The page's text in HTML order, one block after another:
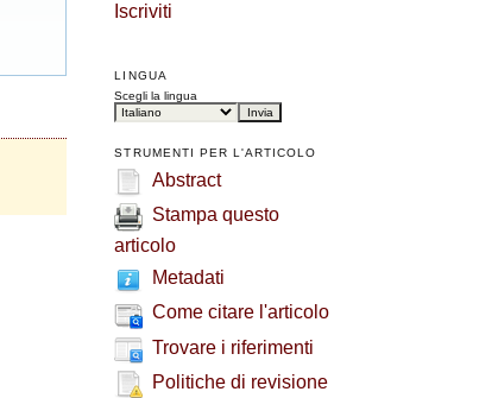
Iscriviti
LINGUA
Scegli la lingua
STRUMENTI PER L'ARTICOLO
Abstract
Stampa questo
articolo
Metadati
Come citare l'articolo
Trovare i riferimenti
Politiche di revisione